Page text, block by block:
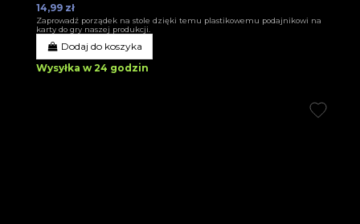
14,99 zł
Zaprowadź porządek na stole dzięki temu plastikowemu podajnikowi na
karty do gry naszej produkcji.
Dodaj do koszyka
Wysyłka w 24 godzin